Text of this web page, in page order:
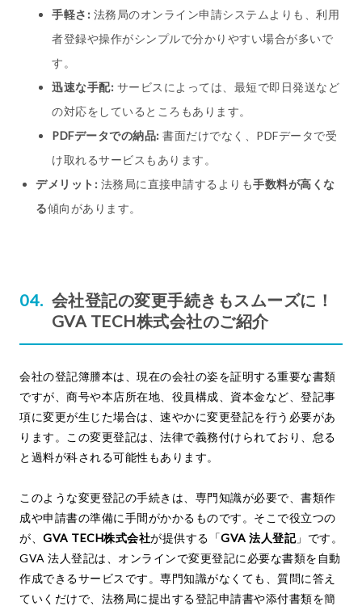
手軽さ: 法務局のオンライン申請システムよりも、利用
者登録や操作がシンプルで分かりやすい場合が多いで
す。
迅速な手配: サービスによっては、最短で即日発送など
の対応をしているところもあります。
PDFデータでの納品: 書面だけでなく、PDFデータで受
け取れるサービスもあります。
デメリット: 法務局に直接申請するよりも手数料が高くな
る傾向があります。
会社登記の変更手続きもスムーズに！
GVA TECH株式会社のご紹介
会社の登記簿謄本は、現在の会社の姿を証明する重要な書類
ですが、商号や本店所在地、役員構成、資本金など、登記事
項に変更が生じた場合は、速やかに変更登記を行う必要があ
ります。この変更登記は、法律で義務付けられており、怠る
と過料が科される可能性もあります。
このような変更登記の手続きは、専門知識が必要で、書類作
成や申請書の準備に手間がかかるものです。そこで役立つの
が、 GVA TECH株式会社が提供する「GVA 法人登記」です。
GVA 法人登記は、オンラインで変更登記に必要な書類を自動
作成できるサービスです。専門知識がなくても、質問に答え
ていくだけで、法務局に提出する登記申請書や添付書類を簡